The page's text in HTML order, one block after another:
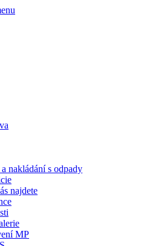
nakládání s odpady
najdete
MP